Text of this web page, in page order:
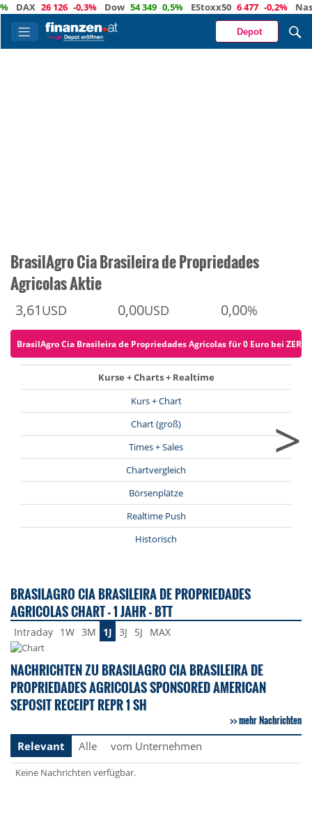
26 126 -0,3% Dow 54 349 0,5% EStoxx50 6 477 -0,2% Nasdaq
Depot
BrasilAgro Cia Brasileira de Propriedades
Agricolas Aktie
3,61 USD 0,00USD 0,00%
BrasilAgro Cia Brasileira de Propriedades Agricolas für 0 Euro bei ZERO
Kurse + Charts + Realtime
Kurs + Chart
Chart (groß)
Times + Sales
Chartvergleich
Börsenplätze
Realtime Push
Historisch
>
BRASILAGRO CIA BRASILEIRA DE PROPRIEDADES
AGRICOLAS CHART - 1 JAHR - BTT
Intraday 1W 3M 1J 3J 5J MAX
NACHRICHTEN ZU BRASILAGRO CIA BRASILEIRA DE
PROPRIEDADES AGRICOLAS SPONSORED AMERICAN
SEPOSIT RECEIPT REPR 1 SH
mehr Nachrichten
Relevant
Alle vom Unternehmen
Keine Nachrichten verfügbar.